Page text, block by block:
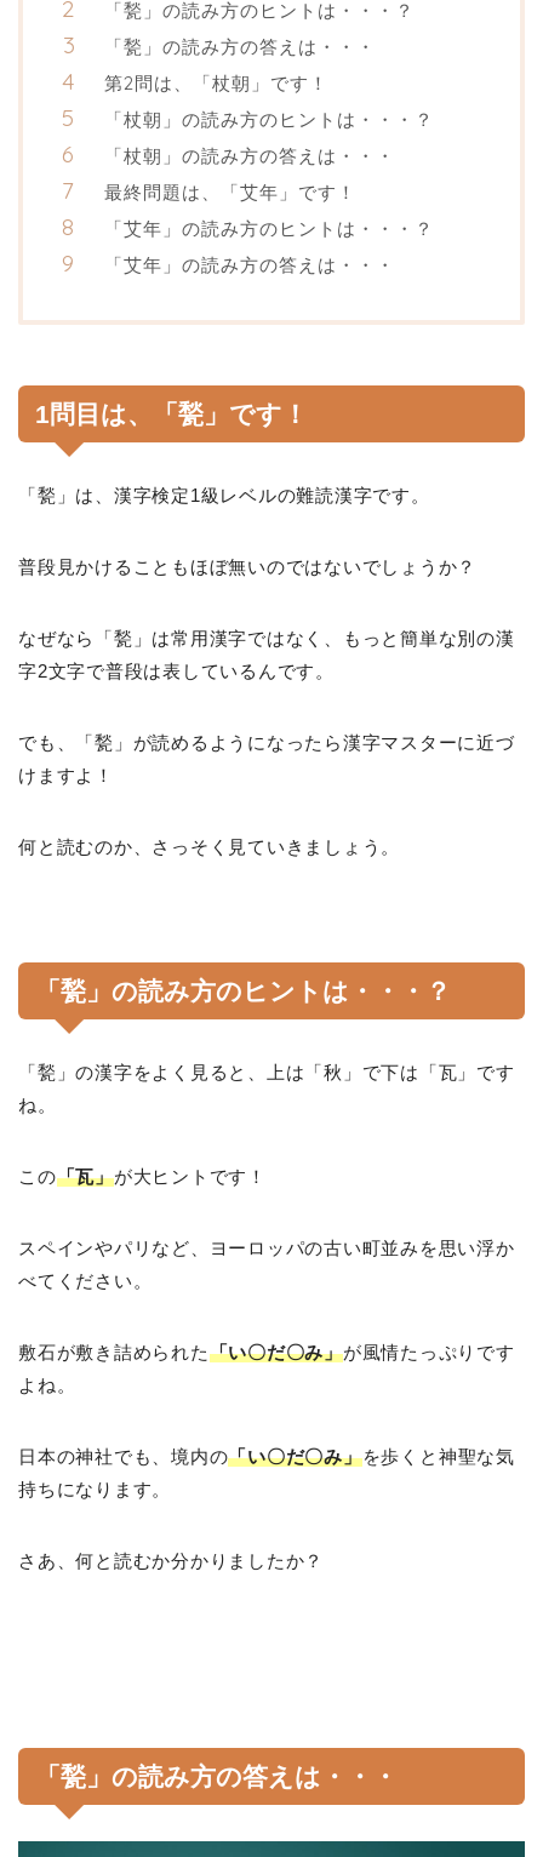
「甃」の読み方のヒントは・・・？
「甃」の読み方の答えは・・・
第2問は、「杖朝」です！
「杖朝」の読み方のヒントは・・・？
「杖朝」の読み方の答えは・・・
最終問題は、「艾年」です！
「艾年」の読み方のヒントは・・・？
「艾年」の読み方の答えは・・・
1問目は、「甃」です！
「甃」は、漢字検定1級レベルの難読漢字です。
普段見かけることもほぼ無いのではないでしょうか？
なぜなら「甃」は常用漢字ではなく、もっと簡単な別の漢
字2文字で普段は表しているんです。
でも、「甃」が読めるようになったら漢字マスターに近づ
けますよ！
何と読むのか、さっそく見ていきましょう。
「甃」の読み方のヒントは・・・？
「甃」の漢字をよく見ると、上は「秋」で下は「瓦」です
ね。
この「瓦」が大ヒントです！
スペインやパリなど、ヨーロッパの古い町並みを思い浮か
べてください。
敷石が敷き詰められた「い〇だ〇み」が風情たっぷりです
よね。
日本の神社でも、境内の「い〇だ〇み」を歩くと神聖な気
持ちになります。
さあ、何と読むか分かりましたか？
「甃」の読み方の答えは・・・